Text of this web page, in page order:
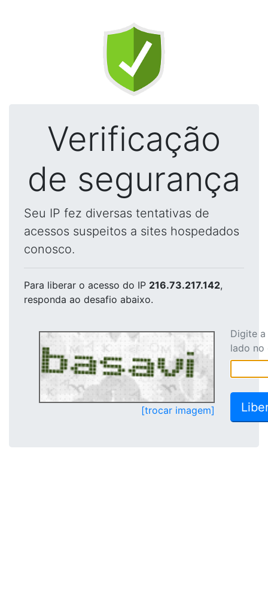
Verificação
de segurança
Seu IP fez diversas tentativas de
acessos suspeitos a sites hospedados
conosco.
Para liberar o acesso do IP 216.73.217.142,
responda ao desafio abaixo.
[trocar imagem]
Digite
lado no